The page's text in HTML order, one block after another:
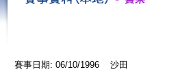
賽事日期: 06/10/1996 沙田